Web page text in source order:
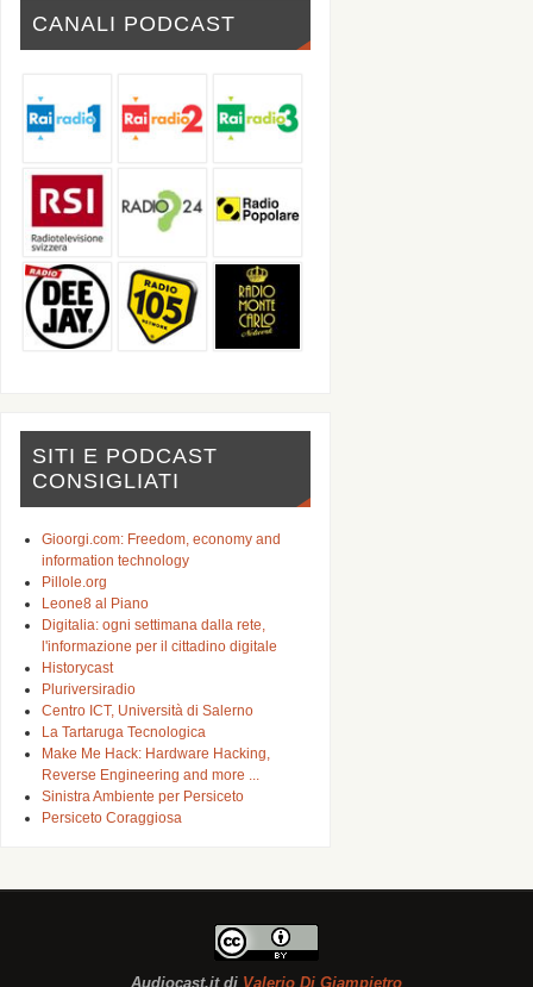
CANALI PODCAST
SITI E PODCAST
CONSIGLIATI
Gioorgi.com: Freedom, economy and
information technology
Pillole.org
Leone8 al Piano
Digitalia: ogni settimana dalla rete,
l'informazione per il cittadino digitale
Historycast
Pluriversiradio
Centro ICT, Università di Salerno
La Tartaruga Tecnologica
Make Me Hack: Hardware Hacking,
Reverse Engineering and more ...
Sinistra Ambiente per Persiceto
Persiceto Coraggiosa